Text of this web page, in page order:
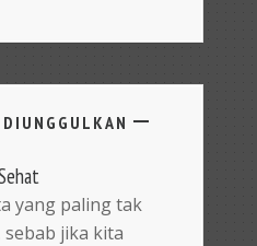
yang paling tak
jika kita